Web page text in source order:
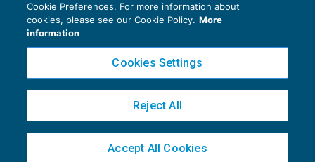
Privacy Policy
Cookie Policy
Copyright 2016 ©Gruppo Euroconference S.p.A.v2.32.4
Piazza Luigi Einaudi, 10N01 - 20124 Milano - info@ecnews.it
02776120236
Cookie Preferences. For more information about
cookies, please see our Cookie Policy. More
information
Cookies Settings
Reject All
Accept All Cookies